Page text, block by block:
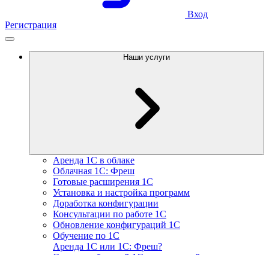
Вход
Регистрация
Наши услуги
Аренда 1С в облаке
Облачная 1С: Фреш
Готовые расширения 1С
Установка и настройка программ
Доработка конфигурации
Консультации по работе 1С
Обновление конфигураций 1С
Обучение по 1С
Аренда 1С или 1С: Фреш?